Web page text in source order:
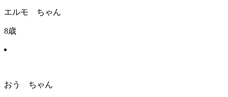
エルモ ちゃん
8歳
おう ちゃん